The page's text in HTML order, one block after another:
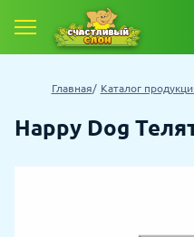
Главная Каталог
Happy Dog